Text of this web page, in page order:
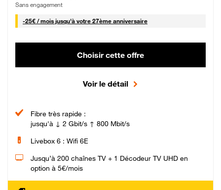
Sans engagement
-25€ / mois25 € par mois
jusqu'à votre 27ème anniversaire
Choisir cette offre
Voir le détail
Fibre très rapide :
jusqu'à ↓ 2 Gbit/s ↑ 800 Mbit/s
Livebox 6 : Wifi 6E
Jusqu’à 200 chaînes TV + 1 Décodeur TV UHD en
option à 5€/mois